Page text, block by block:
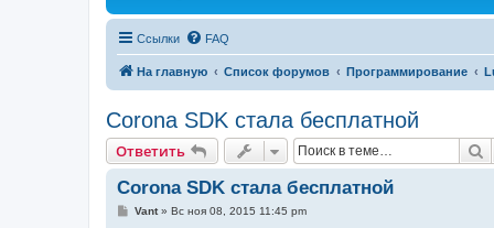
Ссылки FAQ
На главную Список форумов Программирование
Corona SDK стала бесплатной
Ответить
Corona SDK стала бесплатной
СVant» Вс ноя 08, 2015 11:45 pm